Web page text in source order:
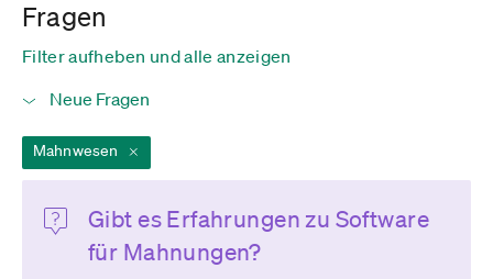
Fragen
Filter aufheben und alle anzeigen
Mahnwesen
Gibt es Erfahrungen zu Software
für Mahnungen?